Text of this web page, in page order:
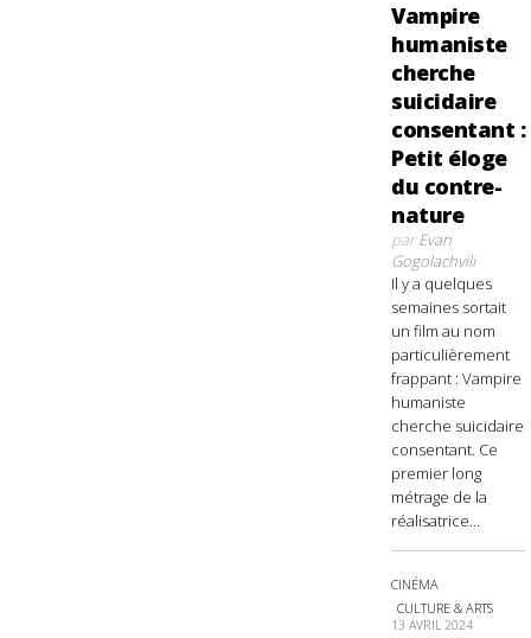
Vampire
humaniste
cherche
suicidaire
consentant :
Petit éloge
du contre-
nature
parEvan
Gogolachvili
Il y a quelques
semaines sortait
un film au nom
particulièrement
frappant : Vampire
humaniste
cherche suicidaire
consentant. Ce
premier long
métrage de la
réalisatrice...
CINÉMA
CULTURE & ARTS
13 AVRIL 2024